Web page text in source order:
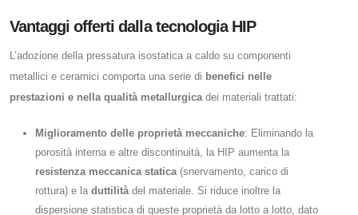
Vantaggi offerti dalla tecnologia HIP
L’adozione della pressatura isostatica a caldo su componenti
metallici e ceramici comporta una serie di benefici nelle
prestazioni e nella qualità metallurgicadei materiali trattati:
Miglioramento delle proprietà meccaniche: Eliminando la
porosità interna e altre discontinuità, la HIP aumenta la
resistenza meccanica statica(snervamento, carico di
rottura) e la duttilitàdel materiale. Si riduce inoltre la
dispersione statistica di queste proprietà da lotto a lotto, dato